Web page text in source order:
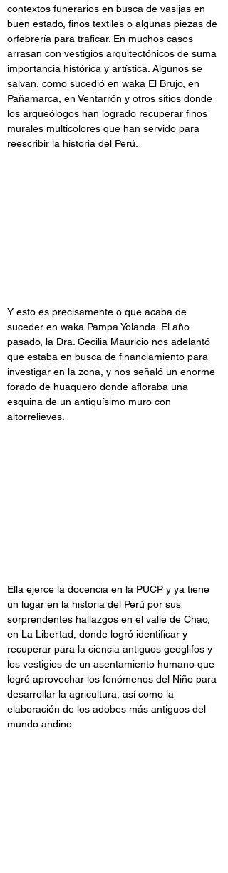
contextos funerarios en busca de vasijas en
buen estado, finos textiles o algunas piezas de
orfebrería para traficar. En muchos casos
arrasan con vestigios arquitectónicos de suma
importancia histórica y artística. Algunos se
salvan, como sucedió en waka El Brujo, en
Pañamarca, en Ventarrón y otros sitios donde
los arqueólogos han logrado recuperar finos
murales multicolores que han servido para
reescribir la historia del Perú.
Y esto es precisamente o que acaba de
suceder en waka Pampa Yolanda. El año
pasado, la Dra. Cecilia Mauricio nos adelantó
que estaba en busca de financiamiento para
investigar en la zona, y nos señaló un enorme
forado de huaquero donde afloraba una
esquina de un antiquísimo muro con
altorrelieves.
Ella ejerce la docencia en la PUCP y ya tiene
un lugar en la historia del Perú por sus
sorprendentes hallazgos en el valle de Chao,
en La Libertad, donde logró identificar y
recuperar para la ciencia antiguos geoglifos y
los vestigios de un asentamiento humano que
logró aprovechar los fenómenos del Niño para
desarrollar la agricultura, así como la
elaboración de los adobes más antiguos del
mundo andino.